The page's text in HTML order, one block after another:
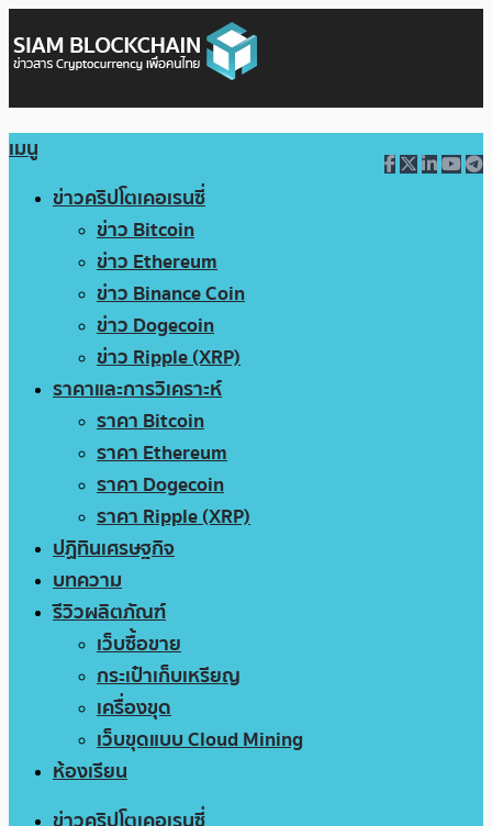
เมนู
ข่าวคริปโตเคอเรนซี่
ข่าว Bitcoin
ข่าว Ethereum
ข่าว Binance Coin
ข่าว Dogecoin
ข่าว Ripple (XRP)
ราคาและการวิเคราะห์
ราคา Bitcoin
ราคา Ethereum
ราคา Dogecoin
ราคา Ripple (XRP)
ปฏิทินเศรษฐกิจ
บทความ
รีวิวผลิตภัณฑ์
เว็บซื้อขาย
กระเป๋าเก็บเหรียญ
เครื่องขุด
เว็บขุดแบบ Cloud Mining
ห้องเรียน